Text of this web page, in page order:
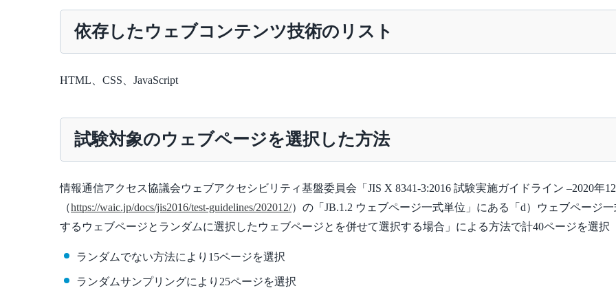
依存したウェブコンテンツ技術のリスト
HTML、CSS、JavaScript
試験対象のウェブページを選択した方法
情報通信アクセス協議会ウェブアクセシビリティ基盤委員会「JIS X 8341-3:2016 試験実施ガイドライン –2020年12
（https://waic.jp/docs/jis2016/test-guidelines/202012/）の「JB.1.2 ウェブページ一式単位」にある「d）ウェブページ
するウェブページとランダムに選択したウェブページとを併せて選択する場合」による方法で計40ページを選択
ランダムでない方法により15ページを選択
ランダムサンプリングにより25ページを選択